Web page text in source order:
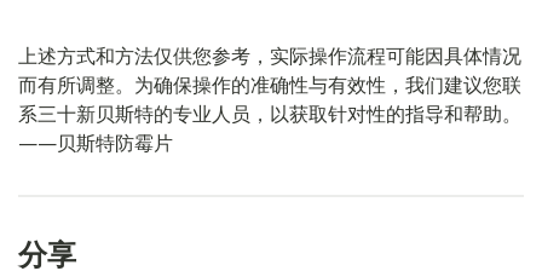
上述方式和方法仅供您参考，实际操作流程可能因具体情况
而有所调整。为确保操作的准确性与有效性，我们建议您联
系三十新贝斯特的专业人员，以获取针对性的指导和帮助。
——贝斯特防霉片
分享